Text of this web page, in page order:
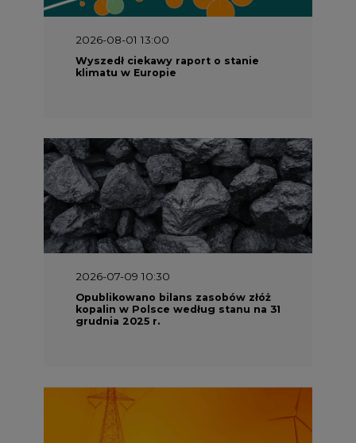
2026-08-01 13:00
Wyszedł ciekawy raport o stanie
klimatu w Europie
2026-07-09 10:30
Opublikowano bilans zasobów złóż
kopalin w Polsce według stanu na 31
grudnia 2025 r.